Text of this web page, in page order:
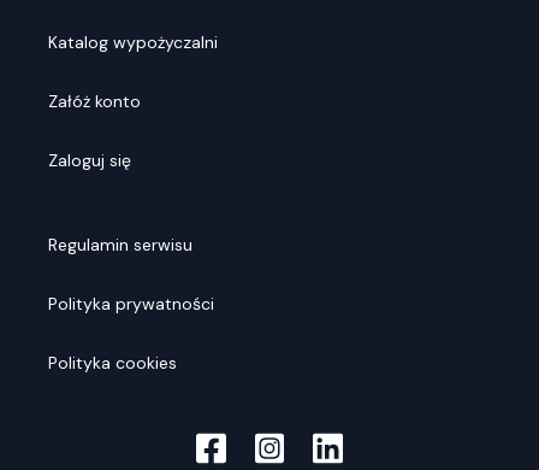
Katalog wypożyczalni
Załóż konto
Zaloguj się
Regulamin serwisu
Polityka prywatności
Polityka cookies